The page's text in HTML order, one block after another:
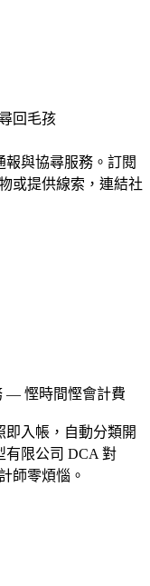
回毛孩
與協尋服務。訂閱
或提供線索，連結社
— 慳時間慳會計費
入帳，自動分類開
有限公司 DCA 對
師零煩惱。